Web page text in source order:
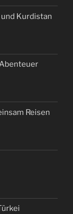
Kurdistan
Reisen